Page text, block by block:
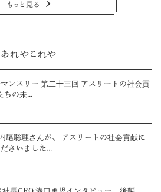
もっと見る
あれやこれや
ンスリー 第二十三回 アスリートの社会貢
の未...
尾聡理さんが、 アスリートの社会貢献に
さいました...